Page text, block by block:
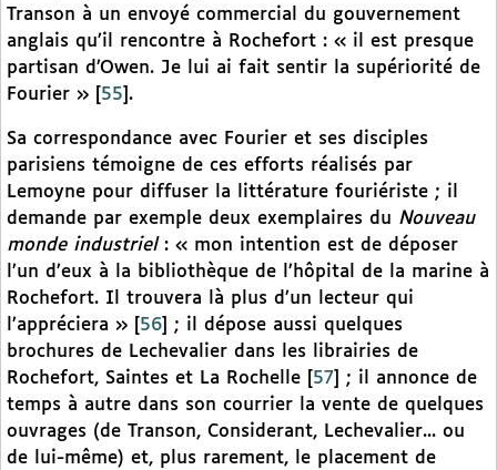
Transon à un envoyé commercial du gouvernement
anglais qu’il rencontre à Rochefort : « il est presque
partisan d’Owen. Je lui ai fait sentir la supériorité de
Fourier »
55 .
Sa correspondance avec Fourier et ses disciples
parisiens témoigne de ces efforts réalisés par
Lemoyne pour diffuser la littérature fouriériste ; il
demande par exemple deux exemplaires du Nouveau
monde industriel: « mon intention est de déposer
l’un d’eux à la bibliothèque de l’hôpital de la marine à
Rochefort. Il trouvera là plus d’un lecteur qui
l’appréciera »
56
; il dépose aussi quelques
brochures de Lechevalier dans les librairies de
Rochefort, Saintes et La Rochelle
57
; il annonce de
temps à autre dans son courrier la vente de quelques
ouvrages (de Transon, Considerant, Lechevalier... ou
de lui-même) et, plus rarement, le placement de